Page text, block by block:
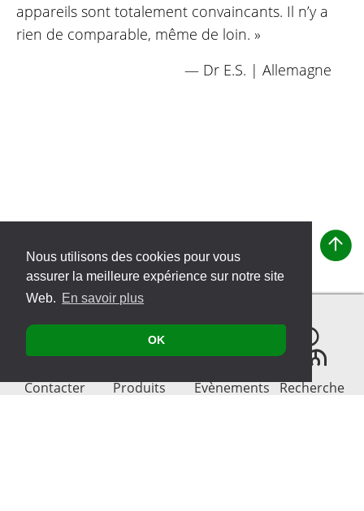
Nous utilisons des cookies pour vous
assurer la meilleure expérience sur notre site
Web. En savoir plus
OK
appareils sont totalement convaincants. Il n’y a
rien de comparable, même de loin. »
— Dr E.S. | Allemagne
Contacter Produits Évènements Recherche